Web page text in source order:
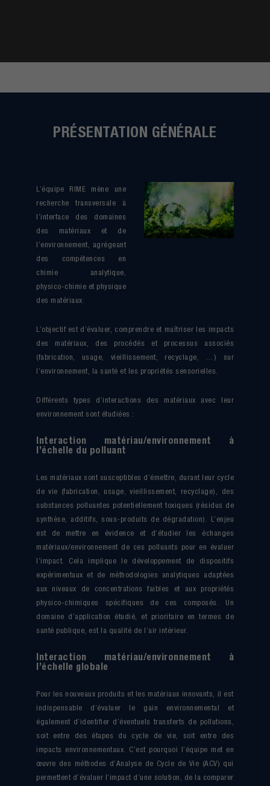
PRÉSENTATION GÉNÉRALE
L’équipe RIME mène une
recherche transversale à
l’interface des domaines
des matériaux et de
l’environnement, agrégeant
des compétences en
chimie analytique,
physico-chimie et physique
des matériaux.
L’objectif est d’évaluer, comprendre et maîtriser les impacts
des matériaux, des procédés et processus associés
(fabrication, usage, vieillissement, recyclage, …) sur
l’environnement, la santé et les propriétés sensorielles.
Différents types d’interactions des matériaux avec leur
environnement sont étudiées :
Interaction matériau/environnement à
l’échelle du polluant
Les matériaux sont susceptibles d’émettre, durant leur cycle
de vie (fabrication, usage, vieillissement, recyclage), des
substances polluantes potentiellement toxiques (résidus de
synthèse, additifs, sous-produits de dégradation). L’enjeu
est de mettre en évidence et d’étudier les échanges
matériaux/environnement de ces polluants pour en évaluer
l’impact. Cela implique le développement de dispositifs
expérimentaux et de méthodologies analytiques adaptées
aux niveaux de concentrations faibles et aux propriétés
physico-chimiques spécifiques de ces composés. Un
domaine d’application étudié, et prioritaire en termes de
santé publique, est la qualité de l’air intérieur.
Interaction matériau/environnement à
l’échelle globale
Pour les nouveaux produits et les matériaux innovants, il est
indispensable d’évaluer le gain environnemental et
également d’identifier d’éventuels transferts de pollutions,
soit entre des étapes du cycle de vie, soit entre des
impacts environnementaux. C’est pourquoi l’équipe met en
œuvre des méthodes d’Analyse de Cycle de Vie (ACV) qui
permettent d’évaluer l’impact d’une solution, de la comparer